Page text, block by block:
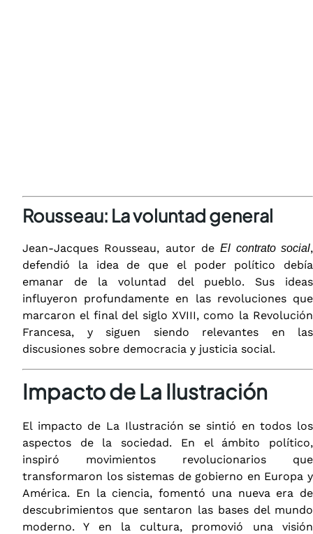
Rousseau: La voluntad general
Jean-Jacques Rousseau, autor deEl contrato social,
defendió la idea de que el poder político debía
emanar de la voluntad del pueblo. Sus ideas
influyeron profundamente en las revoluciones que
marcaron el final del siglo XVIII, como la Revolución
Francesa, y siguen siendo relevantes en las
discusiones sobre democracia y justicia social.
Impacto de La Ilustración
El impacto de La Ilustración se sintió en todos los
aspectos de la sociedad. En el ámbito político,
inspiró movimientos revolucionarios que
transformaron los sistemas de gobierno en Europa y
América. En la ciencia, fomentó una nueva era de
descubrimientos que sentaron las bases del mundo
moderno. Y en la cultura, promovió una visión